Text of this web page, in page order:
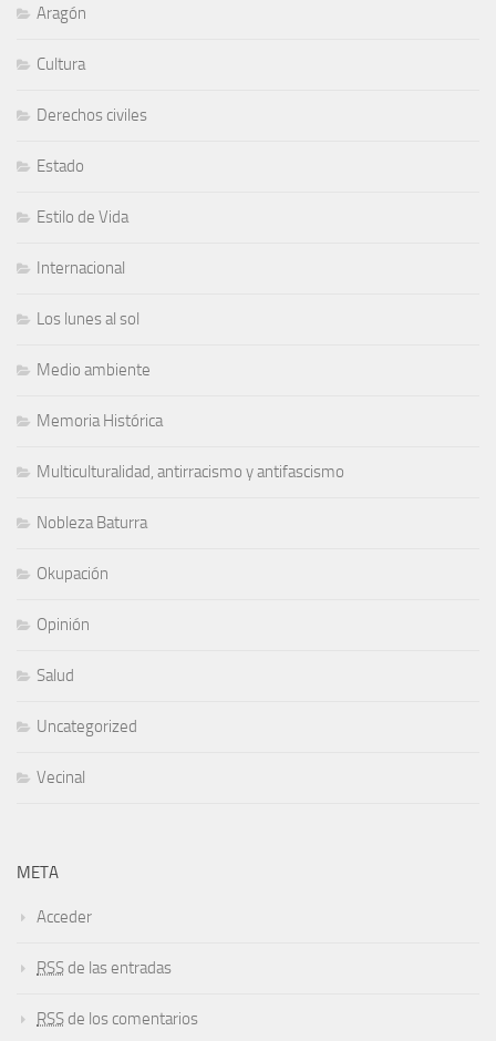
Aragón
Cultura
Derechos civiles
Estado
Estilo de Vida
Internacional
Los lunes al sol
Medio ambiente
Memoria Histórica
Multiculturalidad, antirracismo y antifascismo
Nobleza Baturra
Okupación
Opinión
Salud
Uncategorized
Vecinal
META
Acceder
RSS de las entradas
RSS de los comentarios